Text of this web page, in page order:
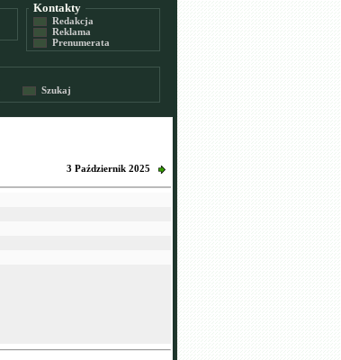
Kontakty
Redakcja
Reklama
Prenumerata
Szukaj
3 Październik 2025